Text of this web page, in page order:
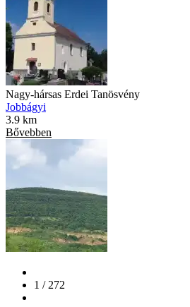
Nagy-hársas Erdei Tanösvény
Jobbágyi
3.9 km
Bővebben
1 / 272